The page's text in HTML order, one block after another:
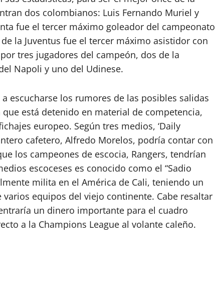
dos colombianos: Luis Fernando Muriel y
fue el tercer máximo goleador del campeonato
la Juventus fue el tercer máximo asistidor con
tres jugadores del campeón, dos de la
Napoli y uno del Udinese.
escucharse los rumores de las posibles salidas
está detenido en material de competencia,
europeo. Según tres medios, ‘Daily
cafetero, Alfredo Morelos, podría contar con
los campeones de escocia, Rangers, tendrían
escoceses es conocido como el “Sadio
milita en el América de Cali, teniendo un
equipos del viejo continente. Cabe resaltar
un dinero importante para el cuadro
a la Champions League al volante caleño.